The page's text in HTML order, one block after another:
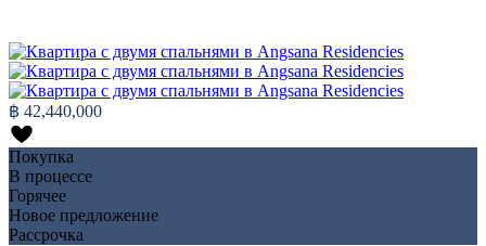
฿ 42,440,000
Покупка
В процессе
Горячее
Новое предложение
Рассрочка